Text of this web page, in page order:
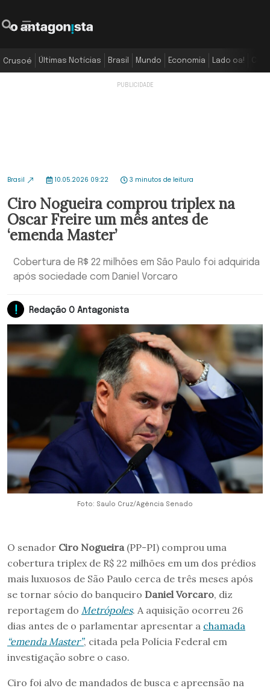
Crusoé Últimas Notícias Brasil Mundo Economia Lado oa!
Brasil 10.05.2026 09:22 3 minutos de leitura
Ciro Nogueira comprou triplex na
Oscar Freire um mês antes de
‘emenda Master’
Cobertura de R$ 22 milhões em São Paulo foi adquirida
após sociedade com Daniel Vorcaro
Redação O Antagonista
Foto: Saulo Cruz/Agência Senado
O senador Ciro Nogueira (PP-PI) comprou uma
cobertura triplex de R$ 22 milhões em um dos prédios
mais luxuosos de São Paulo cerca de três meses após
se tornar sócio do banqueiro Daniel Vorcaro, diz
reportagem do Metrópoles. A aquisição ocorreu 26
dias antes de o parlamentar apresentar a chamada
“emenda Master”, citada pela Polícia Federal em
investigação sobre o caso.
Ciro foi alvo de mandados de busca e apreensão na